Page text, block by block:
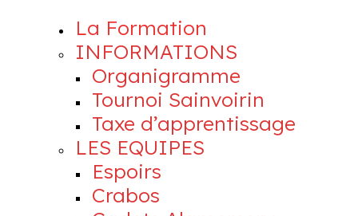
La Formation
INFORMATIONS
Organigramme
Tournoi Sainvoirin
Taxe d’apprentissage
LES EQUIPES
Espoirs
Crabos